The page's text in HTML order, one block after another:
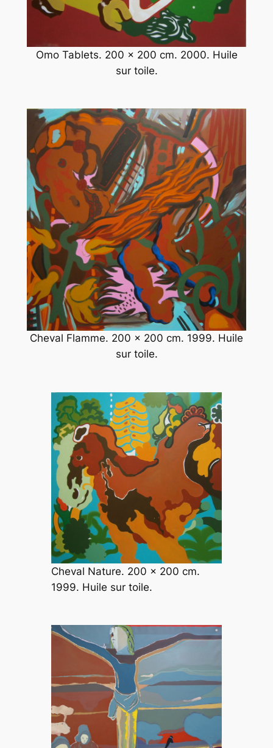
Omo Tablets. 200 x 200 cm. 2000. Huile
sur toile.
Cheval Flamme. 200 x 200 cm. 1999. Huile
sur toile.
Cheval Nature. 200 x 200 cm.
1999. Huile sur toile.